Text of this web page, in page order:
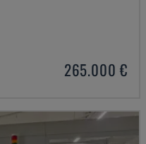
265.000 €